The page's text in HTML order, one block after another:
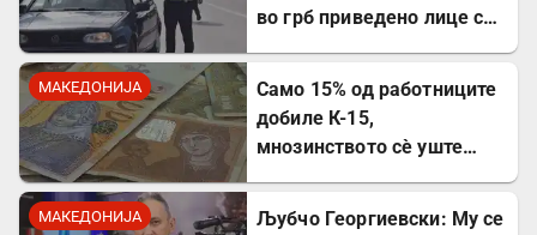
во грб приведено лице со
МАКЕДОНИЈА
Само 15% од работниците
добиле К-15,
мнозинството сè уште
МАКЕДОНИЈА
Љубчо Георгиевски: Му се